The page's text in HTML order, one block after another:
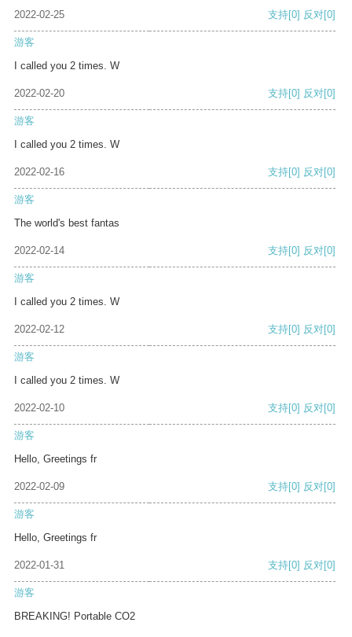
2022-02-25 支持[0] 反对[0]
游客
I called you 2 times. W
2022-02-20 支持[0] 反对[0]
游客
I called you 2 times. W
2022-02-16 支持[0] 反对[0]
游客
The world's best fantas
2022-02-14 支持[0] 反对[0]
游客
I called you 2 times. W
2022-02-12 支持[0] 反对[0]
游客
I called you 2 times. W
2022-02-10 支持[0] 反对[0]
游客
Hello, Greetings fr
2022-02-09 支持[0] 反对[0]
游客
Hello, Greetings fr
2022-01-31 支持[0] 反对[0]
游客
BREAKING! Portable CO2